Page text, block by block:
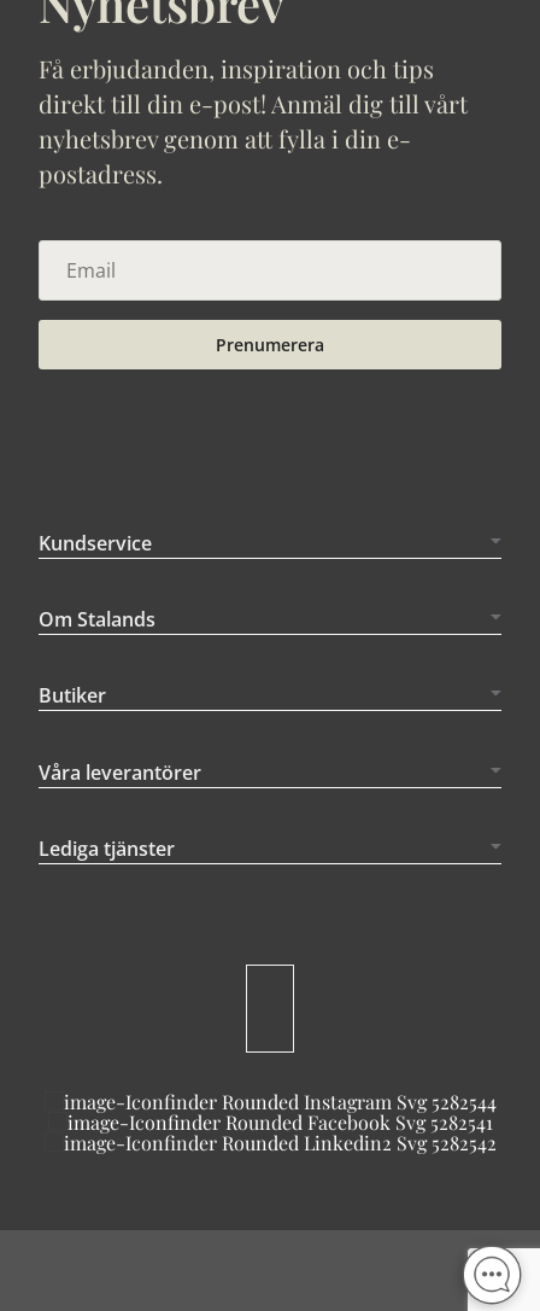
Få erbjudanden, inspiration och tips
direkt till din e-post! Anmäl dig till vårt
nyhetsbrev genom att fylla i din e-
postadress.
Prenumerera
Kundservice
Om Stalands
Butiker
Våra leverantörer
Lediga tjänster